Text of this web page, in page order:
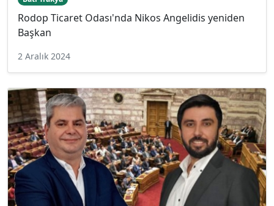
Rodop Ticaret Odası'nda Nikos Angelidis yeniden
Başkan
2 Aralık 2024